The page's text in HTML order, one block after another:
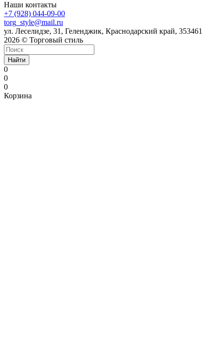
Наши контакты
+7 (928) 044-09-00
torg_style@mail.ru
ул. Леселидзе, 31, Геленджик, Краснодарский край, 353461
2026 © Торговый стиль
Найти
0
0
0
Корзина